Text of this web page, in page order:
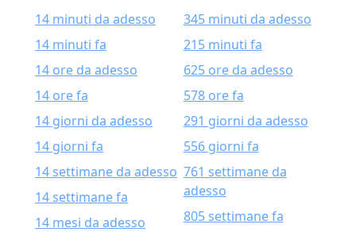
14 minuti da adesso
14 minuti fa
14 ore da adesso
14 ore fa
14 giorni da adesso
14 giorni fa
14 settimane da adesso
14 settimane fa
14 mesi da adesso
345 minuti da adesso
215 minuti fa
625 ore da adesso
578 ore fa
291 giorni da adesso
556 giorni fa
761 settimane da
adesso
805 settimane fa